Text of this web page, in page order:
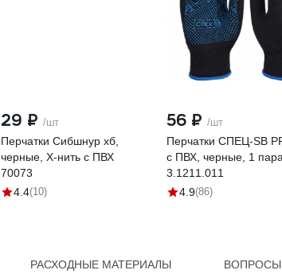
29 ₽ /шт
Перчатки Сибшнур хб,
черные, Х-нить с ПВХ
70073
4.4(10)
56 ₽ /шт
Перчатки СПЕЦ-SB
с ПВХ, черные, 1 пара
3.1211.011
4.9(86)
РАСХОДНЫЕ МАТЕРИАЛЫ ВОПРОСЫ